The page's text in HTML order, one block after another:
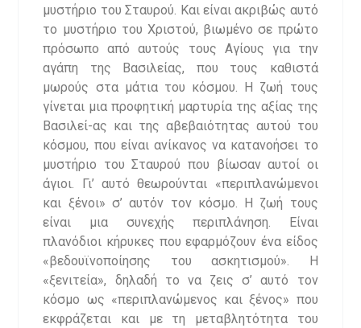
μυστήριο του Σταυρού. Και είναι ακριβώς αυτό
το μυστήριο του Χριστού, βιωμένο σε πρώτο
πρόσωπο από αυτούς τους Αγίους για την
αγάπη της Βασιλείας, που τους καθιστά
μωρούς στα μάτια του κόσμου. Η ζωή τους
γίνεται μια προφητική μαρτυρία της αξίας της
Βασιλεί-ας και της αβεβαιότητας αυτού του
κόσμου, που είναι ανίκανος να κατανοήσει το
μυστήριο του Σταυρού που βίωσαν αυτοί οι
άγιοι. Γι’ αυτό θεωρούνται «περιπλανώμενοι
και ξένοι» σ’ αυτόν τον κόσμο. Η ζωή τους
είναι μια συνεχής περιπλάνηση. Είναι
πλανόδιοι κήρυκες που εφαρμόζουν ένα είδος
«βεδουϊνοποίησης του ασκητισμού». Η
«ξενιτεία», δηλαδή το να ζεις σ’ αυτό τον
κόσμο ως «περιπλανώμενος και ξένος» που
εκφράζεται και με τη μεταβλητότητα του